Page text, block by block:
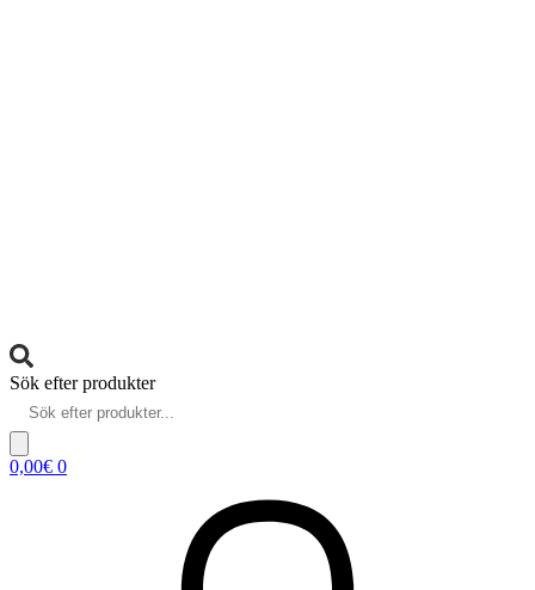
Sök efter produkter
0,00€ 0